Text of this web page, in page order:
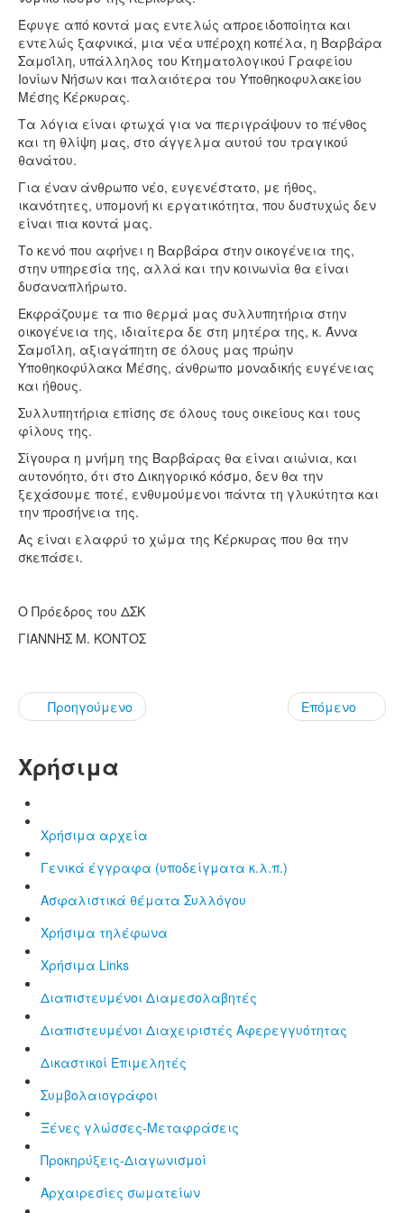
Έφυγε από κοντά μας εντελώς απροειδοποίητα και
εντελώς ξαφνικά, μια νέα υπέροχη κοπέλα, η Βαρβάρα
Σαμοΐλη, υπάλληλος του Κτηματολογικού Γραφείου
Ιονίων Νήσων και παλαιότερα του Υποθηκοφυλακείου
Μέσης Κέρκυρας.
Τα λόγια είναι φτωχά για να περιγράψουν το πένθος
και τη θλίψη μας, στο άγγελμα αυτού του τραγικού
θανάτου.
Για έναν άνθρωπο νέο, ευγενέστατο, με ήθος,
ικανότητες, υπομονή κι εργατικότητα, που δυστυχώς δεν
είναι πια κοντά μας.
Το κενό που αφήνει η Βαρβάρα στην οικογένεια της,
στην υπηρεσία της, αλλά και την κοινωνία θα είναι
δυσαναπλήρωτο.
Εκφράζουμε τα πιο θερμά μας συλλυπητήρια στην
οικογένεια της, ιδιαίτερα δε στη μητέρα της, κ. Άννα
Σαμοΐλη, αξιαγάπητη σε όλους μας πρώην
Υποθηκοφύλακα Μέσης, άνθρωπο μοναδικής ευγένειας
και ήθους.
Συλλυπητήρια επίσης σε όλους τους οικείους και τους
φίλους της.
Σίγουρα η μνήμη της Βαρβάρας θα είναι αιώνια, και
αυτονόητο, ότι στο Δικηγορικό κόσμο, δεν θα την
ξεχάσουμε ποτέ, ενθυμούμενοι πάντα τη γλυκύτητα και
την προσήνεια της.
Ας είναι ελαφρύ το χώμα της Κέρκυρας που θα την
σκεπάσει.
Ο Πρόεδρος του ΔΣΚ
ΓΙΑΝΝΗΣ Μ. ΚΟΝΤΟΣ
Προηγούμενο Επόμενο
Χρήσιμα
Χρήσιμα αρχεία
Γενικά έγγραφα (υποδείγματα κ.λ.π.)
Aσφαλιστικά θέματα Συλλόγου
Χρήσιμα τηλέφωνα
Χρήσιμα Links
Διαπιστευμένοι Διαμεσολαβητές
Διαπιστευμένοι Διαχειριστές Αφερεγγυότητας
Δικαστικοί Επιμελητές
Συμβολαιογράφοι
Ξένες γλώσσες-Μεταφράσεις
Προκηρύξεις-Διαγωνισμοί
Αρχαιρεσίες σωματείων